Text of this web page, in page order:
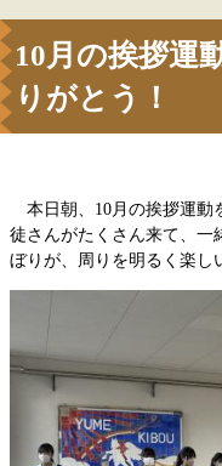
10月の挨拶運
りがとう！
本日朝、10月の挨拶運動
徒さんがたくさん来て、一
ぼりが、周りを明るく楽し